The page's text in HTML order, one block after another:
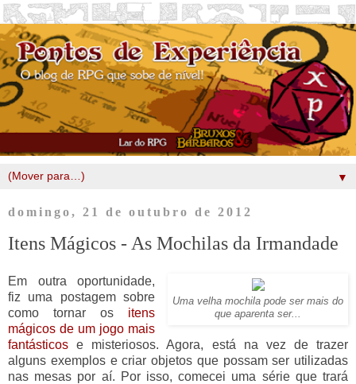
▼
domingo, 21 de outubro de 2012
Itens Mágicos - As Mochilas da Irmandade
Uma velha mochila pode ser mais do
que aparenta ser...
Em outra oportunidade,
fiz uma postagem sobre
como tornar os itens
mágicos de um jogo mais
fantásticos e misteriosos. Agora, está na vez de trazer
alguns exemplos e criar objetos que possam ser utilizadas
nas mesas por aí. Por isso, comecei uma série que trará